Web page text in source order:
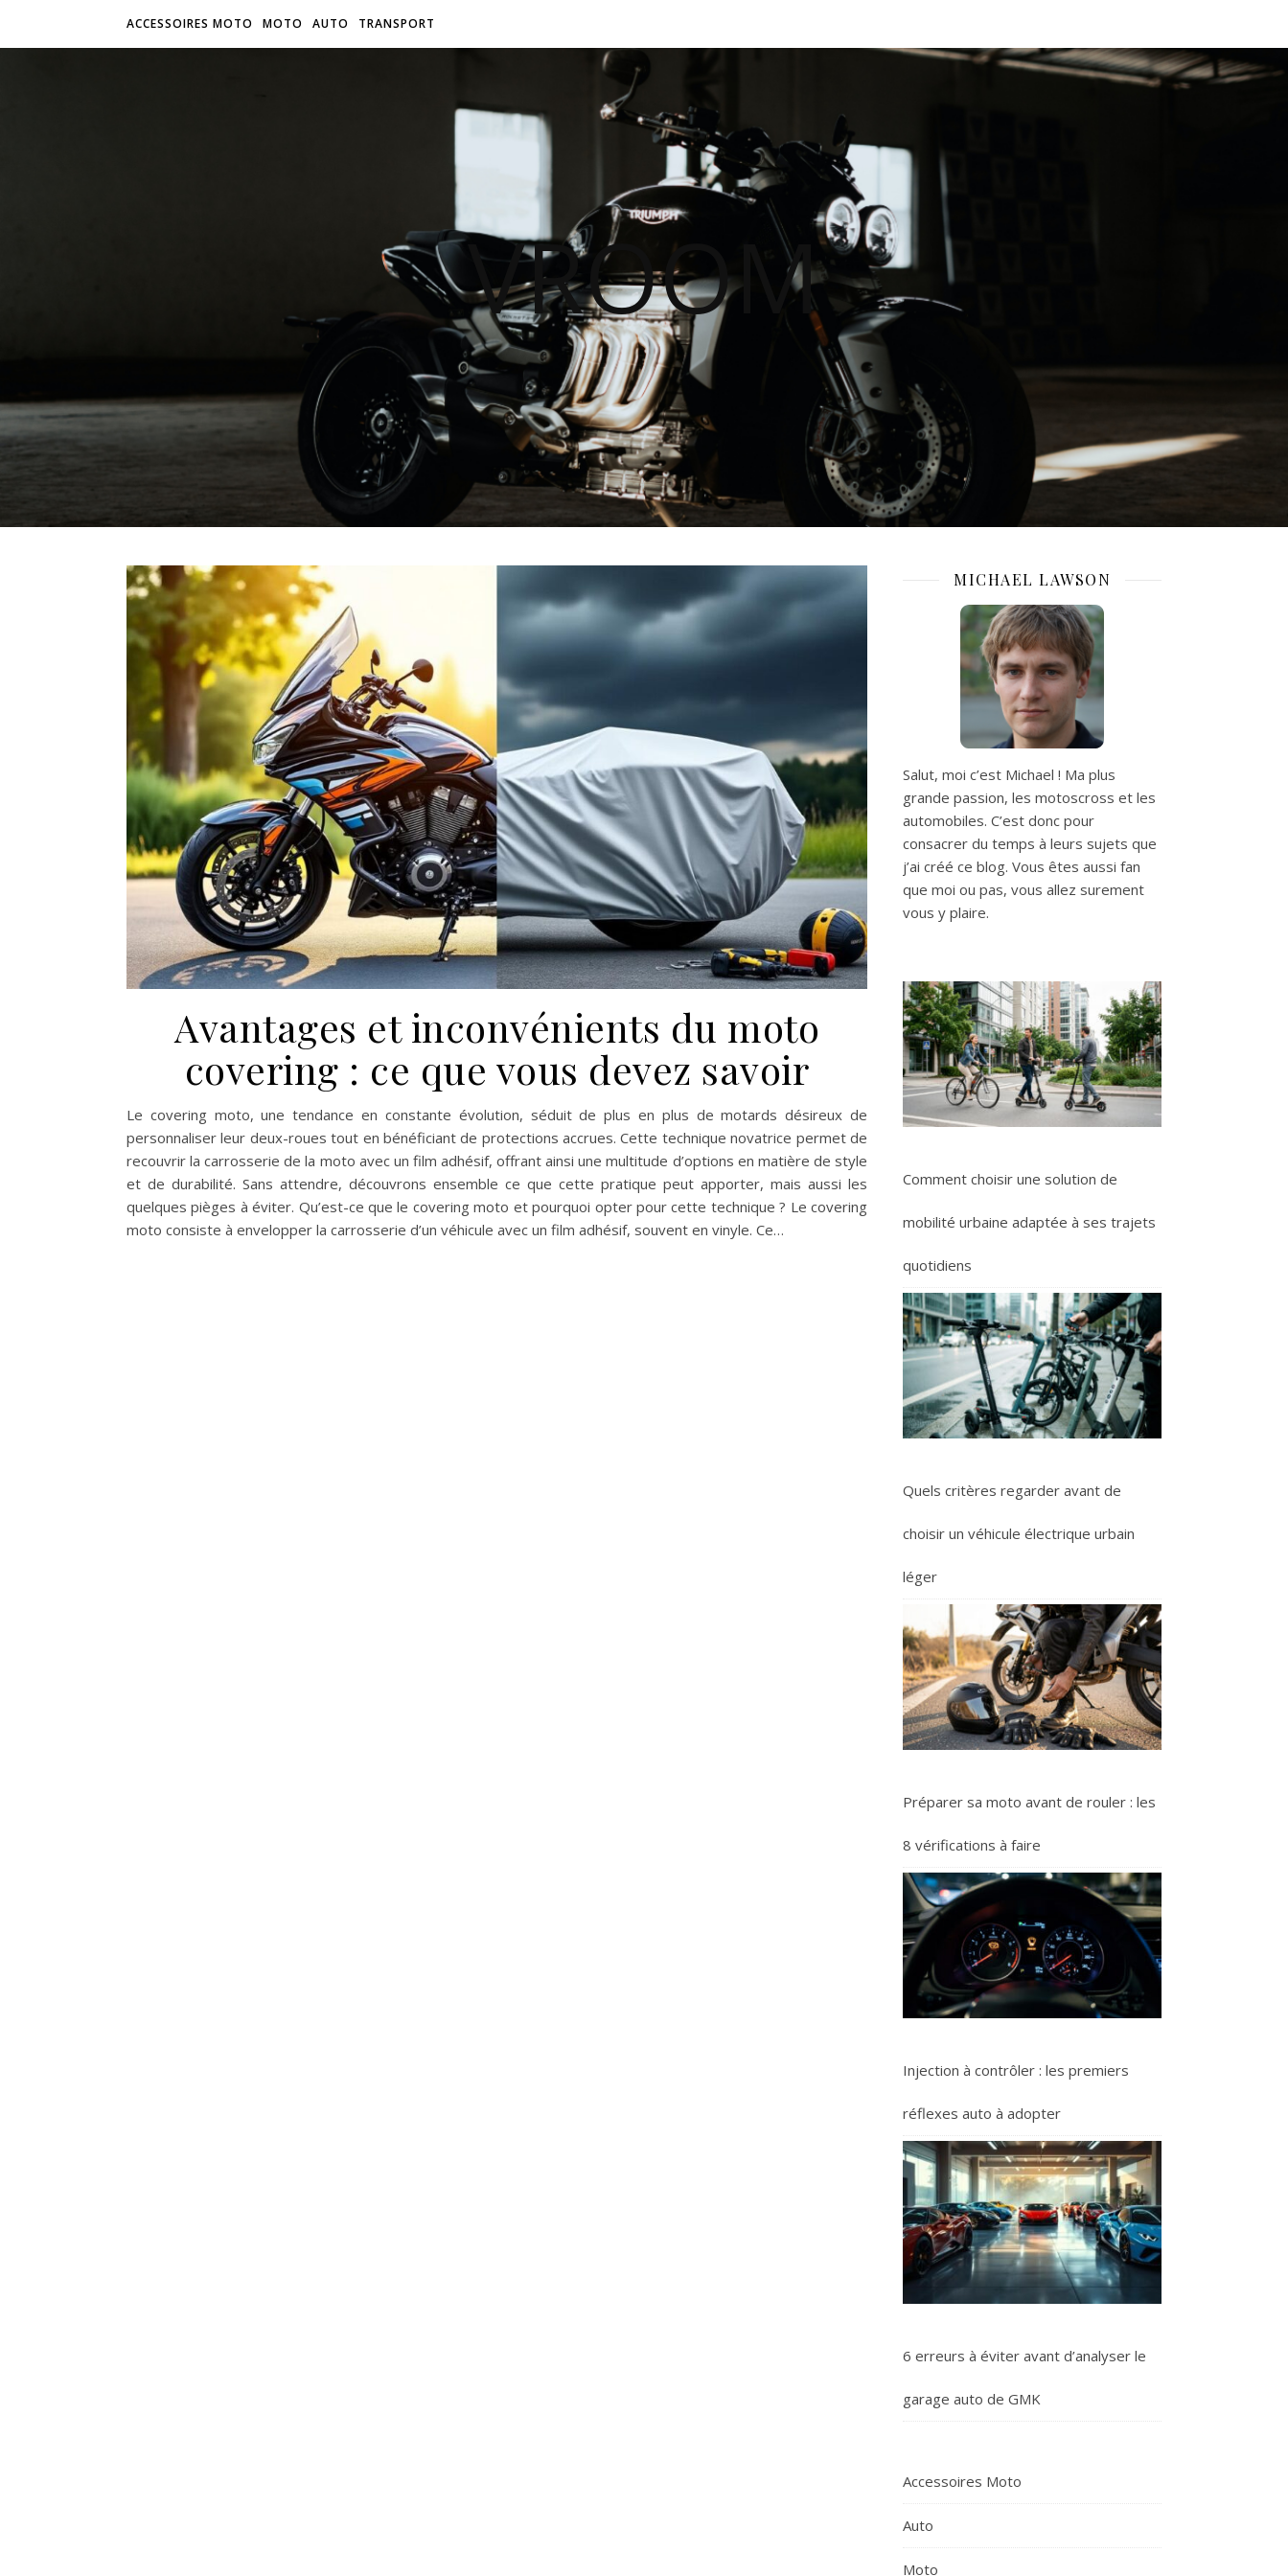
ACCESSOIRES MOTO MOTO AUTO TRANSPORT
VROOM
Avantages et inconvénients du moto
covering : ce que vous devez savoir
Le covering moto, une tendance en constante évolution, séduit de plus en plus de motards désireux de
personnaliser leur deux-roues tout en bénéficiant de protections accrues. Cette technique novatrice permet de
recouvrir la carrosserie de la moto avec un film adhésif, offrant ainsi une multitude d’options en matière de style
et de durabilité. Sans attendre, découvrons ensemble ce que cette pratique peut apporter, mais aussi les
quelques pièges à éviter. Qu’est-ce que le covering moto et pourquoi opter pour cette technique ? Le covering
moto consiste à envelopper la carrosserie d’un véhicule avec un film adhésif, souvent en vinyle. Ce…
MICHAEL LAWSON
Salut, moi c’est Michael ! Ma plus
grande passion, les motoscross et les
automobiles. C’est donc pour
consacrer du temps à leurs sujets que
j’ai créé ce blog. Vous êtes aussi fan
que moi ou pas, vous allez surement
vous y plaire.
Comment choisir une solution de
mobilité urbaine adaptée à ses trajets
quotidiens
Quels critères regarder avant de
choisir un véhicule électrique urbain
léger
Préparer sa moto avant de rouler : les
8 vérifications à faire
Injection à contrôler : les premiers
réflexes auto à adopter
6 erreurs à éviter avant d’analyser le
garage auto de GMK
Accessoires Moto
Auto
Moto